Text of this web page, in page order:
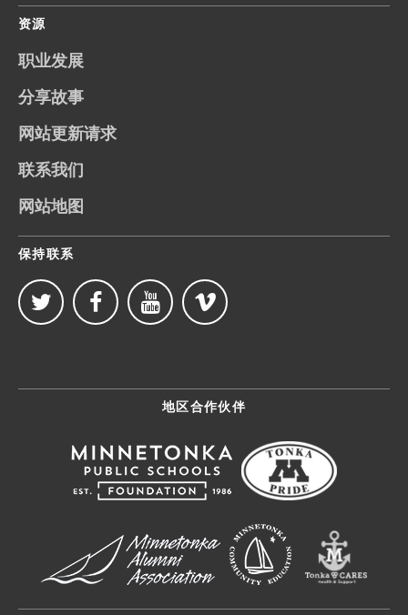
资源
职业发展
分享故事
网站更新请求
联系我们
网站地图
保持联系
地区合作伙伴